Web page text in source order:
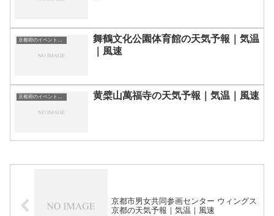
舞鶴文化公園体育館の天気予報｜気温
｜風速
黄檗山萬福寺の天気予報｜気温｜風速
京都市男女共同参画センター ウィングス
京都の天気予報｜気温｜風速